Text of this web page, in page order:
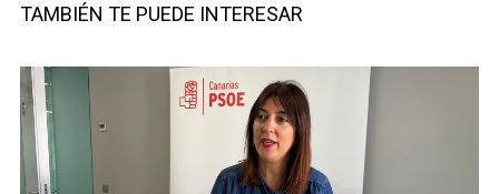
TAMBIÉN TE PUEDE INTERESAR